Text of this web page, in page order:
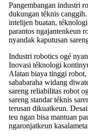
Pangembangan industri
dukungan téknis
intelijen buatan, téknologi
parantos ngajantenkeun
nyandak kaputusan
Industri robotics ogé
Inovasi téknologi
Alatan biaya tinggi robot,
sababaraha widang
sareng reliabilitas robot
sareng standar téknis
terusan dikuatkeun.
teu ngan bisa mantuan
ngaronjatkeun